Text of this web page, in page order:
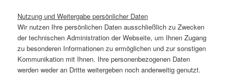
Nutzung und Weitergabe persönlicher Daten
Wir nutzen Ihre persönlichen Daten ausschließlich zu Zwecken
der technischen Administration der Webseite, um Ihnen Zugang
zu besonderen Informationen zu ermöglichen und zur sonstigen
Kommunikation mit Ihnen. Ihre personenbezogenen Daten
werden weder an Dritte weitergeben noch anderweitig genutzt.